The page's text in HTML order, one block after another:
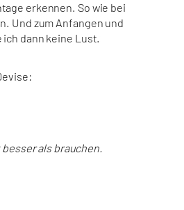
erkennen. So wie bei
Und zum Anfangen und
dann keine Lust.
besser als brauchen.